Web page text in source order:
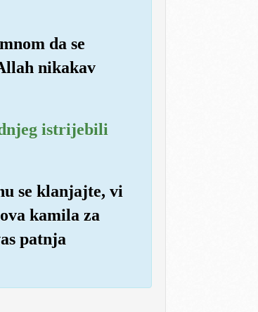
da se
nikakav
istrijebili
se klanjajte, vi
kamila za
patnja